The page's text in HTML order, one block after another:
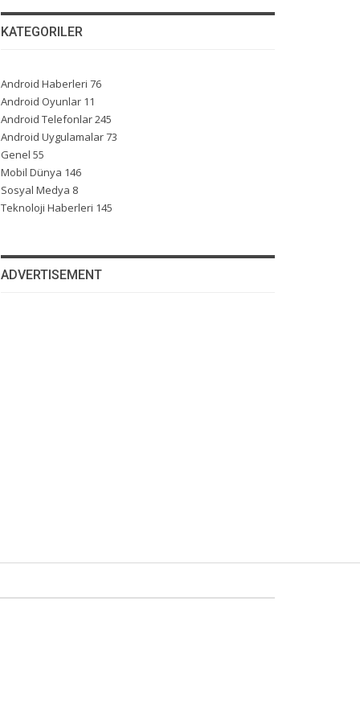
KATEGORILER
Android Haberleri 76
Android Oyunlar 11
Android Telefonlar245
Android Uygulamalar73
Genel 55
Mobil Dünya 146
Sosyal Medya 8
Teknoloji Haberleri 145
ADVERTISEMENT